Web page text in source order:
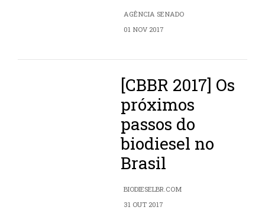
AGÊNCIA SENADO
01 NOV 2017
[CBBR 2017] Os
próximos
passos do
biodiesel no
Brasil
BIODIESELBR.COM
31 OUT 2017